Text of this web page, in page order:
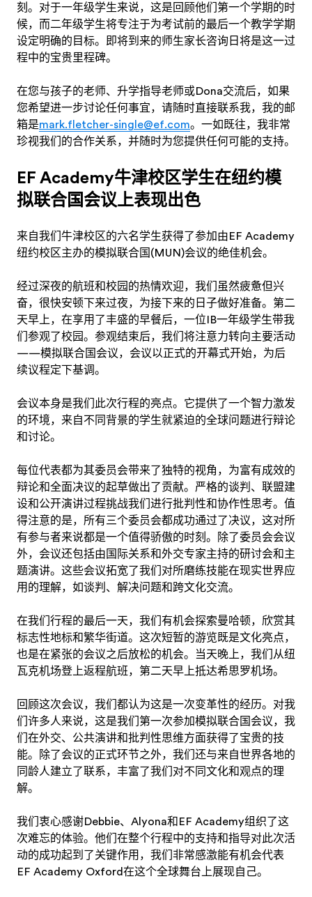
刻。对于一年级学生来说，这是回顾他们第一个学期的时
候，而二年级学生将专注于为考试前的最后一个教学学期
设定明确的目标。即将到来的师生家长咨询日将是这一过
程中的宝贵里程碑。
在您与孩子的老师、升学指导老师或Dona交流后，如果
您希望进一步讨论任何事宜，请随时直接联系我，我的邮
箱是mark.fletcher-single@ef.com。一如既往，我非常
珍视我们的合作关系，并随时为您提供任何可能的支持。
EF Academy牛津校区学生在纽约模
拟联合国会议上表现出色
来自我们牛津校区的六名学生获得了参加由EF Academy
纽约校区主办的模拟联合国(MUN)会议的绝佳机会。
经过深夜的航班和校园的热情欢迎，我们虽然疲惫但兴
奋，很快安顿下来过夜，为接下来的日子做好准备。第二
天早上，在享用了丰盛的早餐后，一位IB一年级学生带我
们参观了校园。参观结束后，我们将注意力转向主要活动
——模拟联合国会议，会议以正式的开幕式开始，为后
续议程定下基调。
会议本身是我们此次行程的亮点。它提供了一个智力激发
的环境，来自不同背景的学生就紧迫的全球问题进行辩论
和讨论。
每位代表都为其委员会带来了独特的视角，为富有成效的
辩论和全面决议的起草做出了贡献。严格的谈判、联盟建
设和公开演讲过程挑战我们进行批判性和协作性思考。值
得注意的是，所有三个委员会都成功通过了决议，这对所
有参与者来说都是一个值得骄傲的时刻。除了委员会会议
外，会议还包括由国际关系和外交专家主持的研讨会和主
题演讲。这些会议拓宽了我们对所磨练技能在现实世界应
用的理解，如谈判、解决问题和跨文化交流。
在我们行程的最后一天，我们有机会探索曼哈顿，欣赏其
标志性地标和繁华街道。这次短暂的游览既是文化亮点，
也是在紧张的会议之后放松的机会。当天晚上，我们从纽
瓦克机场登上返程航班，第二天早上抵达希思罗机场。
回顾这次会议，我们都认为这是一次变革性的经历。对我
们许多人来说，这是我们第一次参加模拟联合国会议，我
们在外交、公共演讲和批判性思维方面获得了宝贵的技
能。除了会议的正式环节之外，我们还与来自世界各地的
同龄人建立了联系，丰富了我们对不同文化和观点的理
解。
我们衷心感谢Debbie、Alyona和EF Academy组织了这
次难忘的体验。他们在整个行程中的支持和指导对此次活
动的成功起到了关键作用，我们非常感激能有机会代表
EF Academy Oxford在这个全球舞台上展现自己。